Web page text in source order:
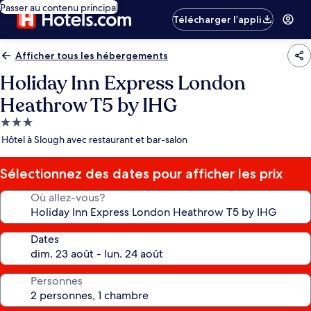
Passer au contenu principal
Télécharger l’appli
Afficher tous les hébergements
Holiday Inn Express London
Heathrow T5 by IHG
Hébergement
3.0 étoiles
Hôtel à Slough avec restaurant et bar-salon
Sélectionnez des dates pour afficher les prix
Où allez-vous?
Dates
Personnes